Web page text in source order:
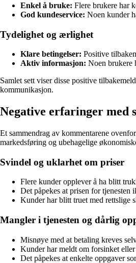
Enkel å bruke: Flere brukere har
God kundeservice: Noen kunder
Tydelighet og ærlighet
Klare betingelser: Positive
Aktiv informasjon: Noen brukere
Samlet sett viser disse positive
kommunikasjon.
Negative erfaringer med
Et sammendrag av kommentarene
markedsføring og ubehagelige
Svindel og uklarhet om priser
Flere kunder opplever å ha blitt
Det påpekes at prisen for
Kunder har blitt truet med rettslige
Mangler i tjenesten og dårlig
Misnøye med at betaling kreves
Kunder har meldt om forsinket
Det påpekes at enkelte oppgaver